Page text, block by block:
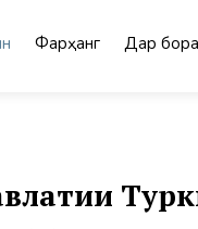
Фарҳанг Дар